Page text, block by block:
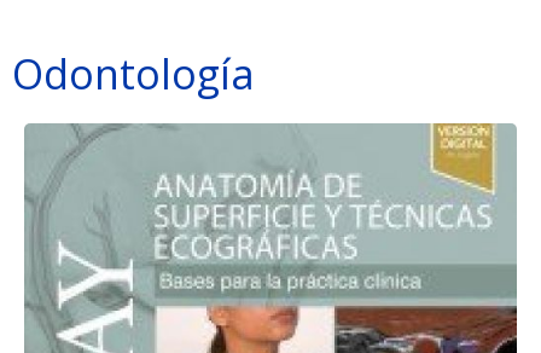
Odontología